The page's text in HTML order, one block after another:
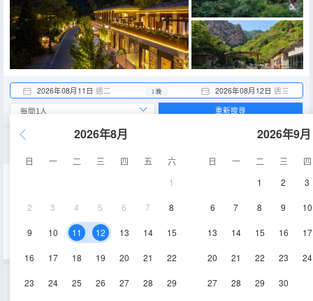
2026年08月11日 週二 2026年08月12日 週三
1 晚
2026年8月
日 一 二 三 四 五
六
1
2 3 4 5 6 7 8
9 10 11 12 13 14 15
16 17 18 19 20 21 22
23 24 25 26 27 28 29
2026年9月
日 一 二 三
四
1
2 3
6 7 8 9 10
13 14 15 16 17
20 21 22 23 24
27 28 29 30
重新搜尋
空調
雲石望舒-山景套房-星空泡池-空中庭院